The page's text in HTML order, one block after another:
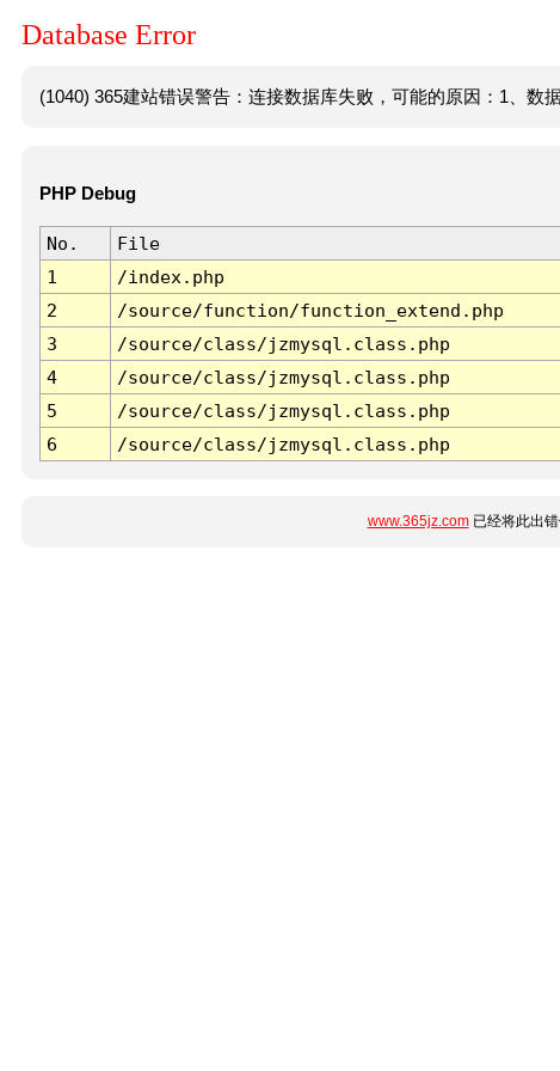
Database Error
(1040) 365建站错误警告：连接数据库失败，可能的原因：1、数
PHP Debug
No. File
1
/index.php
2
/source/function/function_extend.php
3
/source/class/jzmysql.class.php
4
/source/class/jzmysql.class.php
5
/source/class/jzmysql.class.php
6
/source/class/jzmysql.class.php
www.365jz.com已经将此出错